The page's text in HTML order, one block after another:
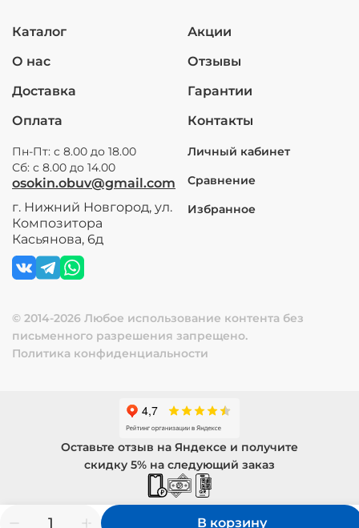
В корзину
Каталог
О нас
Доставка
Оплата
Акции
Отзывы
Гарантии
Контакты
Пн-Пт: с 8.00 до 18.00
Сб: с 8.00 до 14.00
osokin.obuv@gmail.com
г. Нижний Новгород, ул.
Композитора
Касьянова, 6д
Личный кабинет
Сравнение
Избранное
© 2014-2026 Любое использование контента без
письменного разрешения запрещено.
Политика конфиденциальности
Оставьте отзыв на Яндексе и получите
скидку 5% на следующий заказ